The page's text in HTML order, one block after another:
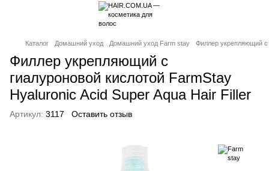
Каталог Домашний уход Домашний уход Farm stay Филлер укрепляющий с
Филлер укрепляющий с
гиалуроновой кислотой FarmStay
Hyaluronic Acid Super Aqua Hair Filler
Артикул: 3117 Оставить отзыв